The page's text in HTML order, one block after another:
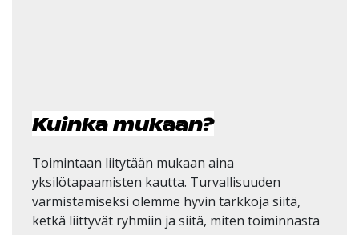
Kuinka mukaan?
Toimintaan liitytään mukaan aina
yksilötapaamisten kautta. Turvallisuuden
varmistamiseksi olemme hyvin tarkkoja siitä,
ketkä liittyvät ryhmiin ja siitä, miten toiminnasta